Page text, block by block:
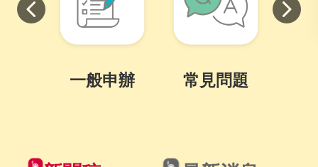
一般申辦 常見問題
切